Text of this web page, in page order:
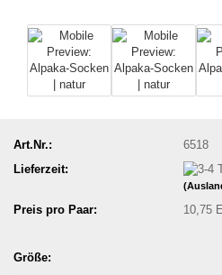
Art.Nr.:
6518
Lieferzeit:
Preis pro Paar: 10,75
Größe: